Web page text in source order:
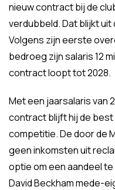
nieuw contract bij de
verdubbeld. Dat blijkt uit
Volgens zijn eerste
bedroeg zijn salaris 12
contract loopt tot 2028.
Met een jaarsalaris van
contract blijft hij de
competitie. De door de
geen inkomsten uit
optie om een aandeel
David Beckham mede-